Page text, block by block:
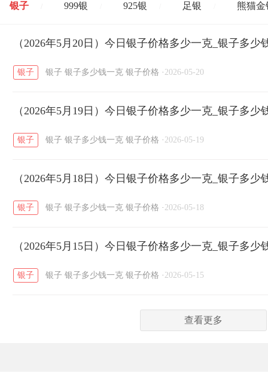
银子 999银 925银 足银 熊猫金
开国纪念币 大清银币 / 长城币 / 老
菜百 周生生 周大生
六福 / 金至尊 潮宏基 / 亚一金店 /
（2026年5月20日）今日银子价格多少一克_银子多少
银子 银子 银子多少钱一克 银子价格 · 2026-05-20
（2026年5月19日）今日银子价格多少一克_银子多少
银子 银子 银子多少钱一克 银子价格 · 2026-05-19
（2026年5月18日）今日银子价格多少一克_银子多少
银子 银子 银子多少钱一克 银子价格 · 2026-05-18
（2026年5月15日）今日银子价格多少一克_银子多少
银子 银子 银子多少钱一克 银子价格 · 2026-05-15
查看更多